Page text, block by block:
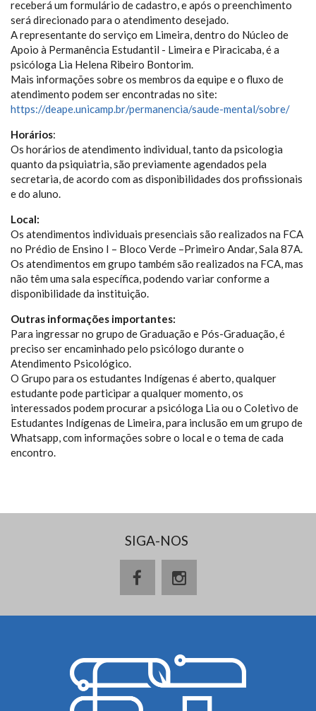
receberá um formulário de cadastro, e após o preenchimento
será direcionado para o atendimento desejado.
A representante do serviço em Limeira, dentro do Núcleo de
Apoio à Permanência Estudantil - Limeira e Piracicaba, é a
psicóloga Lia Helena Ribeiro Bontorim.
Mais informações sobre os membros da equipe e o fluxo de
atendimento podem ser encontradas no site:
https://deape.unicamp.br/permanencia/saude-mental/sobre/
Horários:
Os horários de atendimento individual, tanto da psicologia
quanto da psiquiatria, são previamente agendados pela
secretaria, de acordo com as disponibilidades dos profissionais
e do aluno.
Local:
Os atendimentos individuais presenciais são realizados na FCA
no Prédio de Ensino I – Bloco Verde –Primeiro Andar, Sala 87A.
Os atendimentos em grupo também são realizados na FCA, mas
não têm uma sala específica, podendo variar conforme a
disponibilidade da instituição.
Outras informações importantes:
Para ingressar no grupo de Graduação e Pós-Graduação, é
preciso ser encaminhado pelo psicólogo durante o
Atendimento Psicológico.
O Grupo para os estudantes Indígenas é aberto, qualquer
estudante pode participar a qualquer momento, os
interessados podem procurar a psicóloga Lia ou o Coletivo de
Estudantes Indígenas de Limeira, para inclusão em um grupo de
Whatsapp, com informações sobre o local e o tema de cada
encontro.
SIGA-NOS